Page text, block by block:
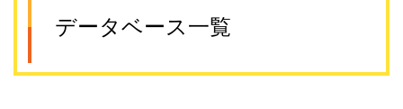
データベース一覧